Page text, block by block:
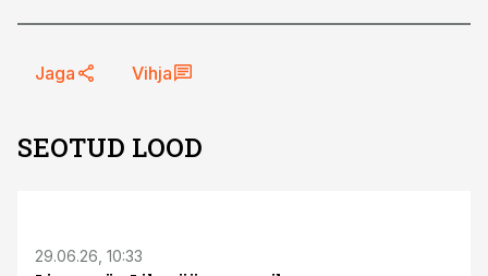
Jaga Vihja
SEOTUD LOOD
29.06.26, 10:33